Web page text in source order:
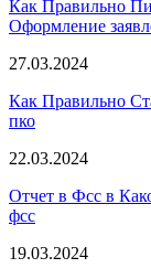
Как Правильно
Оформление
27.03.2024
Как Правильно
пко
22.03.2024
Отчет в Фсс в
фсс
19.03.2024